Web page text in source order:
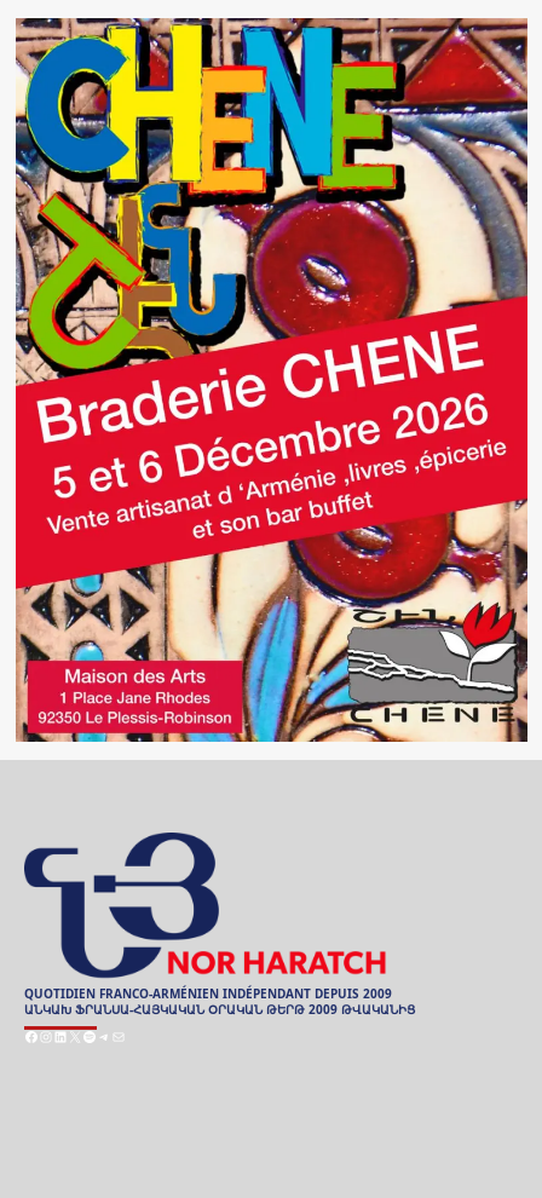
QUOTIDIEN FRANCO-ARMÉNIEN INDÉPENDANT DEPUIS 2009
ԱՆԿԱԽ ՖՐԱՆՍԱ-ՀԱՅԿԱԿԱՆ ՕՐԱԿԱՆ ԹԵՐԹ 2009 ԹՎԱԿԱՆԻՑ
Facebook
Instagram
LinkedIn
X SpotifyTelegram